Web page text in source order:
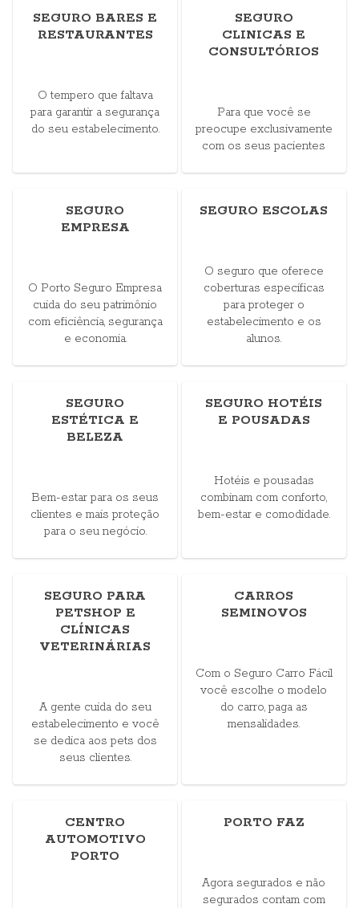
SEGURO BARES E
RESTAURANTES
O tempero que faltava
para garantir a segurança
do seu estabelecimento.
SEGURO
CLINICAS E
CONSULTÓRIOS
Para que você se
preocupe exclusivamente
com os seus pacientes
SEGURO
EMPRESA
O Porto Seguro Empresa
cuida do seu patrimônio
com eficiência, segurança
e economia.
SEGURO ESCOLAS
O seguro que oferece
coberturas específicas
para proteger o
estabelecimento e os
alunos.
SEGURO
ESTÉTICA E
BELEZA
Bem-estar para os seus
clientes e mais proteção
para o seu negócio.
SEGURO HOTÉIS
E POUSADAS
Hotéis e pousadas
combinam com conforto,
bem-estar e comodidade.
SEGURO PARA
PETSHOP E
CLÍNICAS
VETERINÁRIAS
A gente cuida do seu
estabelecimento e você
se dedica aos pets dos
seus clientes.
CARROS
SEMINOVOS
Com o Seguro Carro Fácil
você escolhe o modelo
do carro, paga as
mensalidades.
CENTRO
AUTOMOTIVO
PORTO
PORTO FAZ
Agora segurados e não
segurados contam com